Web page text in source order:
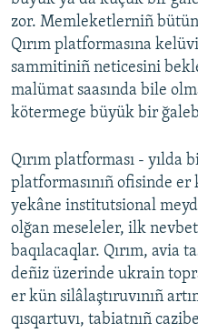
zor. Memleketlerniñ
Qırım platformasına
sammitiniñ neticesini
malümat saasında bile
kötermege büyük bir
Qırım platforması - yılda
platformasınıñ ofisinde er
yekâne institutsional
olğan meseleler, ilk
baqılacaqlar. Qırım, avia
deñiz üzerinde ukrain
er kün silâlaştıruvınıñ
qısqartuvı, tabiatnıñ